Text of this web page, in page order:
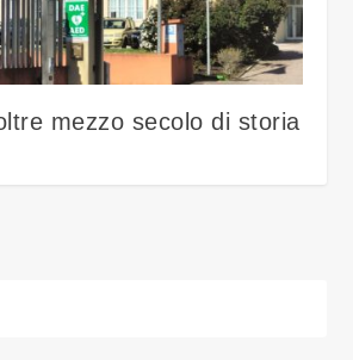
mezzo secolo di storia